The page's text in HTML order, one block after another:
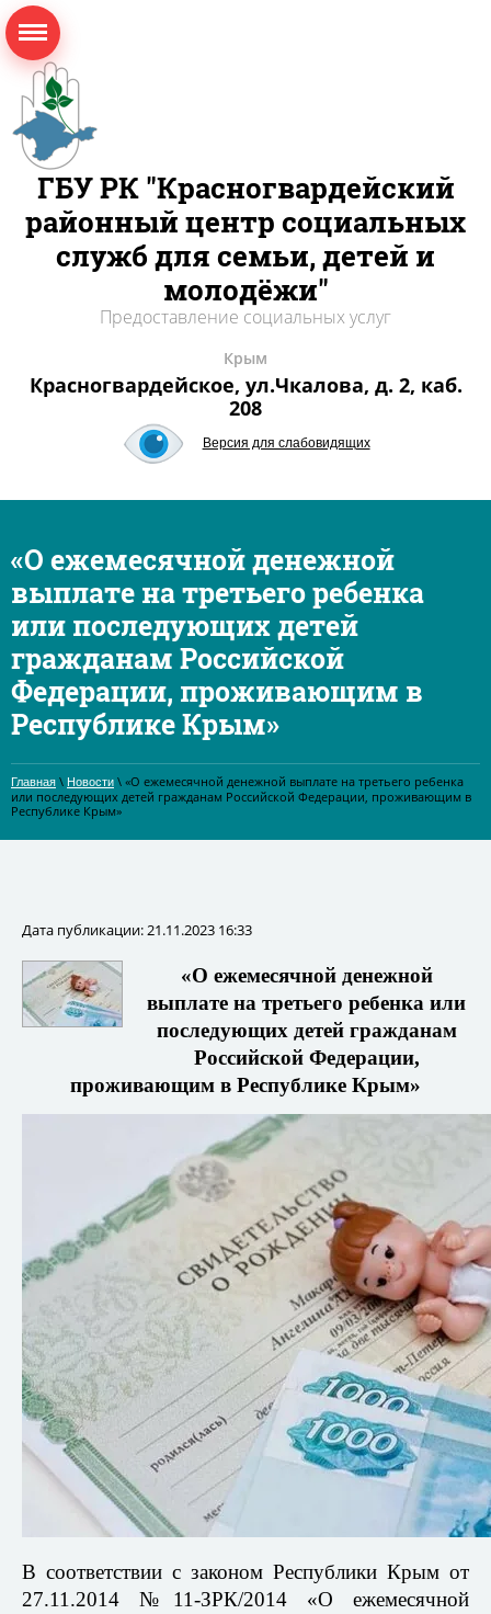
ГБУ РК "Красногвардейский
районный центр социальных
служб для семьи, детей и
молодёжи"
Предоставление социальных услуг
Крым
Красногвардейское, ул.Чкалова, д. 2, каб.
208
Версия для слабовидящих
«О ежемесячной денежной
выплате на третьего ребенка
или последующих детей
гражданам Российской
Федерации, проживающим в
Республике Крым»
Главная \ Новости \ «О ежемесячной денежной выплате на третьего ребенка
или последующих детей гражданам Российской Федерации, проживающим в
Республике Крым»
Дата публикации: 21.11.2023 16:33
«О ежемесячной денежной
выплате на третьего ребенка или
последующих детей гражданам
Российской Федерации,
проживающим в Республике Крым»
В соответствии с законом Республики Крым от
27.11.2014 №11-ЗРК/2014 «О ежемесячной